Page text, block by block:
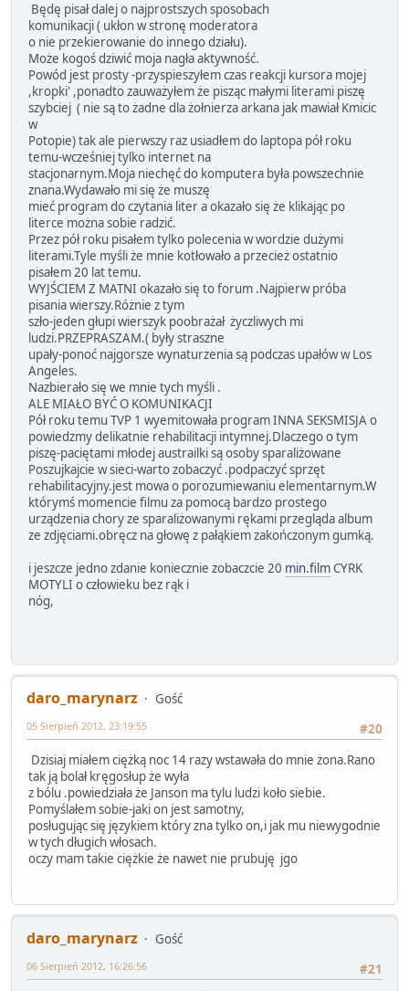
Będę pisał dalej o najprostszych sposobach
komunikacji ( ukłon w stronę moderatora
o nie przekierowanie do innego działu).
Może kogoś dziwić moja nagła aktywność.
Powód jest prosty -przyspieszyłem czas reakcji kursora mojej
,kropki' ,ponadto zauważyłem że pisząc małymi literami piszę
szybciej ( nie są to żadne dla żołnierza arkana jak mawiał Kmicic
w
Potopie) tak ale pierwszy raz usiadłem do laptopa pół roku
temu-wcześniej tylko internet na
stacjonarnym.Moja niechęć do komputera była powszechnie
znana.Wydawało mi się że muszę
mieć program do czytania liter a okazało się że klikając po
literce można sobie radzić.
Przez pół roku pisałem tylko polecenia w wordzie dużymi
literami.Tyle myśli że mnie kotłowało a przecież ostatnio
pisałem 20 lat temu.
WYJŚCIEM Z MATNI okazało się to forum .Najpierw próba
pisania wierszy.Różnie z tym
szło-jeden głupi wierszyk poobrażał życzliwych mi
ludzi.PRZEPRASZAM.( były straszne
upały-ponoć najgorsze wynaturzenia są podczas upałów w Los
Angeles.
Nazbierało się we mnie tych myśli .
ALE MIAŁO BYĆ O KOMUNIKACJI
Pół roku temu TVP 1 wyemitowała program INNA SEKSMISJA o
powiedzmy delikatnie rehabilitacji intymnej.Dlaczego o tym
piszę-paciętami młodej austrailki są osoby sparaliżowane
Poszujkajcie w sieci-warto zobaczyć .podpaczyć sprzęt
rehabilitacyjny.jest mowa o porozumiewaniu elementarnym.W
którymś momencie filmu za pomocą bardzo prostego
urządzenia chory ze sparaliżowanymi rękami przegląda album
ze zdjęciami.obręcz na głowę z pałąkiem zakończonym gumką.
i jeszcze jedno zdanie koniecznie zobaczcie 20 min.filmCYRK
MOTYLI o człowieku bez rąk i
nóg,
daro_marynarz
Gość
#20
05 Sierpień 2012, 23:19:55
Dzisiaj miałem ciężką noc 14 razy wstawała do mnie żona.Rano
tak ją bolał kręgosłup że wyła
z bólu .powiedziała że Janson ma tylu ludzi koło siebie.
Pomyślałem sobie-jaki on jest samotny,
posługując się językiem który zna tylko on,i jak mu niewygodnie
w tych długich włosach.
oczy mam takie ciężkie że nawet nie prubuję jgo
daro_marynarz
Gość
#21
06 Sierpień 2012, 16:26:56